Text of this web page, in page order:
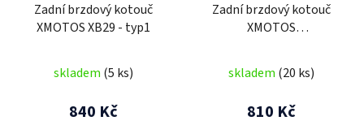
Zadní brzdový kotouč
XMOTOS XB29 - typ1
skladem (5 ks)
840 Kč
Zadní brzdový kotouč
XMOTOS
125cc
skladem (20 ks)
810 Kč